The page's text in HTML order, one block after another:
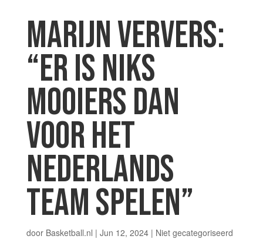
MARIJN VERVERS:
“ER IS NIKS
MOOIERS DAN
VOOR HET
NEDERLANDS
TEAM SPELEN”
door Basketball.nl | Jun 12, 2024| Niet gecategoriseerd